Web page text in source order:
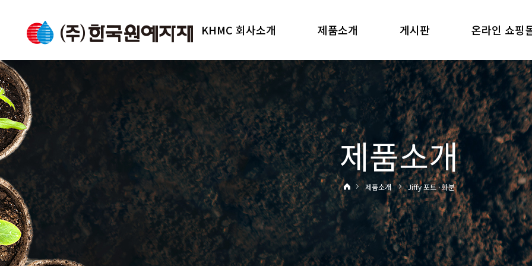
KHMC 회사소개 제품소개 게시판 온라인 쇼핑
제품소개
제품소개 Jiffy 포트 · 화분